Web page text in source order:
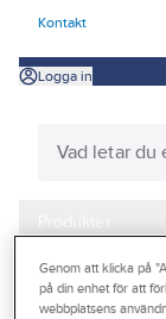
Kontakt
Logga in
Produkter
Kampanjer
Outlet
Gelia Produkter
Genom att klicka på
på din enhet för att
webbplatsens